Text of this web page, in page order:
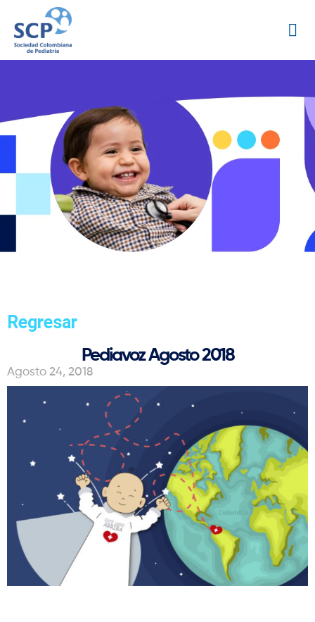
Regresar
Pediavoz Agosto 2018
Agosto 24, 2018